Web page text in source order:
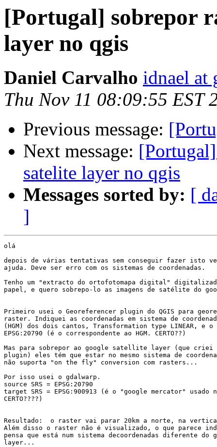
[Portugal] sobrepor
layer no qgis
Daniel Carvalho idnael at
Thu Nov 11 08:09:55 EST
Previous message:
Next message:
satelite layer no qgis
Messages sorted by: [
]
olá
depois de várias tentativas sem conseguir fazer isto
ajuda. Deve ser erro com os sistemas de coordenadas.
Tenho um "extracto do ortofotomapa digital"
papel, e quero sobrepo-lo as imagens de satélite do
Primeiro usei o Georeferencer plugin do QGIS para
raster. Indiquei as coordenadas em sistema de
(HGM) dos dois cantos, Transformation type LINEAR, e o
EPSG:20790 (é o correspondente ao HGM. CERTO??)
Mas para sobrepor ao google satellite layer (que criei
plugin) eles tém que estar no mesmo sistema de
não suporta "on the fly" conversion com rasters...
Por isso usei o gdalwarp.
source SRS = EPSG:20790
target SRS = EPSG:900913 (é o "google mercator" usado
CERTO????)
Resultado:  o raster vai parar 20km a norte, na
Além disso o raster não é visualizado, o que parece
pensa que está num sistema decoordenadas diferente
layer...